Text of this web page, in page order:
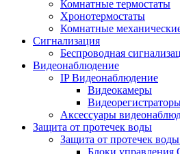
Комнатные термостаты
Хронотермостаты
Комнатные
Сигнализация
Беспроводная
Видеонаблюдение
IP Видеонаблюдение
Видеокамеры
Аксессуары
Защита от протечек воды
Защита от протечек
Блоки управления